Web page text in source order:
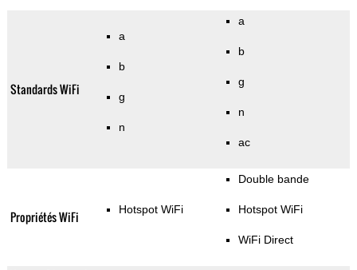
Standards WiFi
a
b
g
n
a
b
g
n
ac
Propriétés WiFi Hotspot WiFi
Double bande
Hotspot WiFi
WiFi Direct